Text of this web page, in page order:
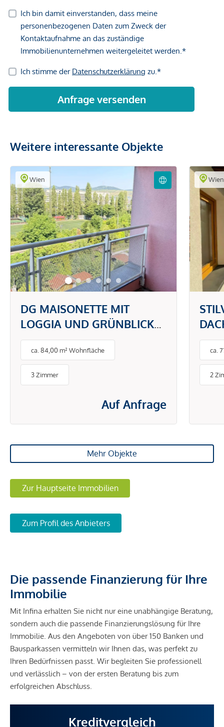
Weitere interessante Objekte
Wien
DG MAISONETTE MIT
LOGGIA UND GRÜNBLICK
IN DONAU NÄHE
ca. 84,00 m² Wohnfläche
3 Zimmer
Auf Anfrage
Wien
ca.
2
Mehr Objekte
Zur Hauptseite Immobilien
Zum Profil des Anbieters
Die passende Finanzierung für Ihre
Immobilie
Mit Infina erhalten Sie nicht nur eine unabhängige Beratung,
sondern auch die passende Finanzierungslösung für Ihre
Immobilie. Aus den Angeboten von über 150 Banken und
Bausparkassen vermitteln wir Ihnen das, was perfekt zu
Ihren Bedürfnissen passt. Wir begleiten Sie professionell
und verlässlich – von der ersten Beratung bis zum
erfolgreichen Abschluss.
Kreditvergleich